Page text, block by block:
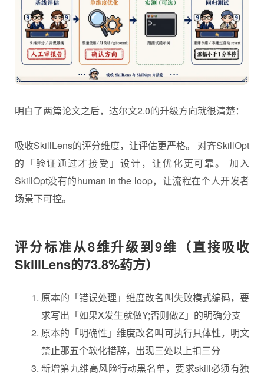
明白了两篇论文之后，达尔文2.0的升级方向就很清楚：
吸收SkillLens的评分维度，让评估更严格。 对齐SkillOpt
的「验证通过才接受」设计，让优化更可靠。 加入
SkillOpt没有的human in the loop，让流程在个人开发者
场景下可控。
评分标准从8维升级到9维（直接吸收
SkillLens的73.8%药方）
原本的「错误处理」维度改名叫失败模式编码，要
求写出「如果X发生就做Y;否则做Z」的明确分支
原本的「明确性」维度改名叫可执行具体性，明文
禁止那五个软化措辞，出现三处以上扣三分
新增第九维高风险行动黑名单，要求skill必须有独